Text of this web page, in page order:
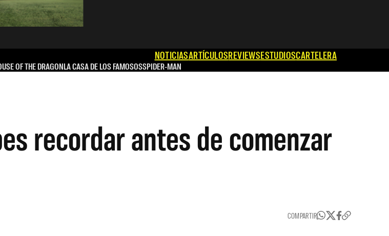
NOTICIASARTÍCULOSREVIEWSESTUDIOSCARTELERA
OF THE DRAGONLA CASA DE LOS FAMOSOSSPIDER-MAN
recordar antes de comenzar
COMPARTIR